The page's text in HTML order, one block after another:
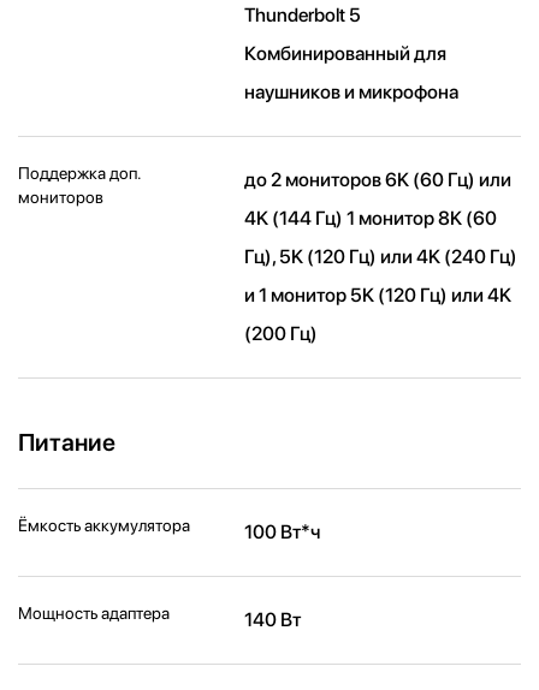
Thunderbolt 5
Комбинированный для
наушников и микрофона
Поддержка доп.
мониторов
до 2 мониторов 6K (60 Гц) или
4K (144 Гц) 1 монитор 8K (60
Гц), 5K (120 Гц) или 4K (240 Гц)
и 1 монитор 5K (120 Гц) или 4K
(200 Гц)
Питание
Ёмкость аккумулятора 100 Вт*ч
Мощность адаптера 140 Вт